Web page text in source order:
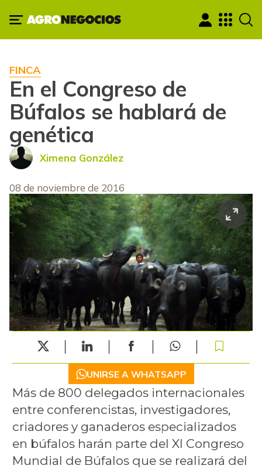
FINCA
En el Congreso de
Búfalos se hablará de
genética
Ximena González
08 de noviembre de 2016
UNIRSE A WHATSAPP
Más de 800 delegados internacionales
entre conferencistas, investigadores,
criadores y ganaderos especializados
en búfalos harán parte del XI Congreso
Mundial de Búfalos que se realizará del